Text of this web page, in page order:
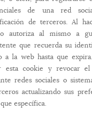
de una red
de terceros. Al
autoriza al mismo a
que recuerda su
a la web hasta que
esta cookie y revocar
redes sociales o
actualizando sus
específica.